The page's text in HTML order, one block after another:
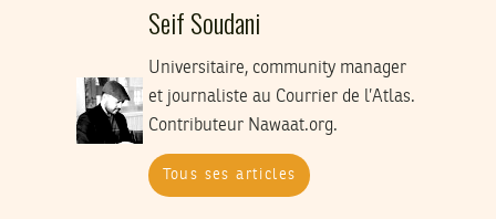
Seif Soudani
Universitaire, community manager
et journaliste au Courrier de l’Atlas.
Contributeur Nawaat.org.
Tous ses articles